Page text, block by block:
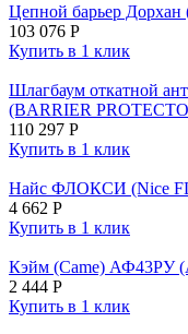
Цепной барьер Дорхан
103 076 Р
Купить в 1 клик
Шлагбаум откатной
(BARRIER
110 297 Р
Купить в 1 клик
Найс ФЛОКСИ (Nice
4 662 Р
Купить в 1 клик
Кэйм (Came) АФ43РУ
2 444 Р
Купить в 1 клик